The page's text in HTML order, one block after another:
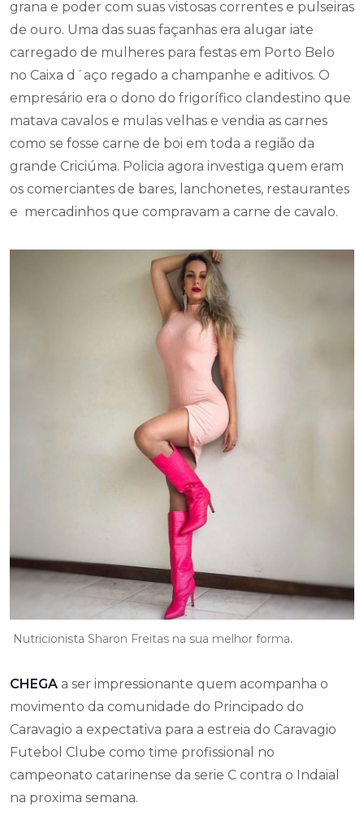
grana e poder com suas vistosas correntes e pulseiras
de ouro. Uma das suas façanhas era alugar iate
carregado de mulheres para festas em Porto Belo
no Caixa d´aço regado a champanhe e aditivos. O
empresário era o dono do frigorífico clandestino que
matava cavalos e mulas velhas e vendia as carnes
como se fosse carne de boi em toda a região da
grande Criciúma. Policia agora investiga quem eram
os comerciantes de bares, lanchonetes, restaurantes
e mercadinhos que compravam a carne de cavalo.
Nutricionista Sharon Freitas na sua melhor forma.
CHEGA a ser impressionante quem acompanha o
movimento da comunidade do Principado do
Caravagio a expectativa para a estreia do Caravagio
Futebol Clube como time profissional no
campeonato catarinense da serie C contra o Indaial
na proxima semana.